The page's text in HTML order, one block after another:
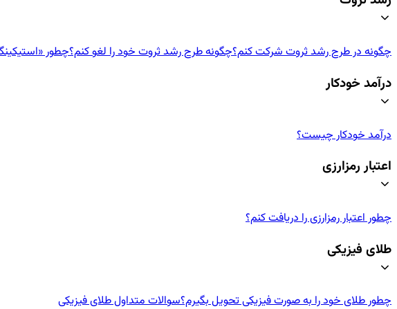
چگونه در طرح رشد ثروت شرکت کنم؟چگونه طرح رشد ثروت خود را لغو کنم؟چطور
درآمد خودکار
درآمد خودکار چیست؟
اعتبار رمزارزی
چطور اعتبار رمزارزی‌ را دریافت کنم؟
طلای فیزیکی
چطور طلای خود را به صورت فیزیکی تحویل بگیرم؟سوالات متداول طلای فیزیکی